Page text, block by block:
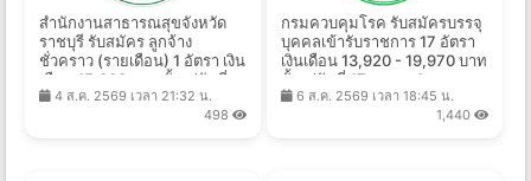
สำนักงานสาธารณสุขจังหวัด
ราชบุรี รับสมัคร ลูกจ้าง
ชั่วคราว (รายเดือน) 1 อัตรา เงิน
เดือน 15,000 บาท ตั้งแต่วันที่
5-11 ส.ค. 2569
4 ส.ค. 2569 เวลา 21:32 น.
498
กรมควบคุมโรค รับสมัครบรรจุ
บุคคลเข้ารับราชการ 17 อัตรา
เงินเดือน 13,920 - 19,970 บาท
ตั้งแต่วันที่ 17 ส.ค. - 4 ก.ย.
2569
6 ส.ค. 2569 เวลา 18:45 น.
1,440